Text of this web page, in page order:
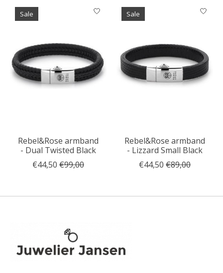
Sale
Rebel&Rose armband
- Dual Twisted Black
€44,50 €99,00
Sale
Rebel&Rose armband
- Lizzard Small Black
€44,50 €89,00